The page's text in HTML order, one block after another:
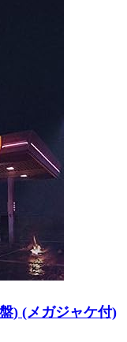
) (メガジャケ付)